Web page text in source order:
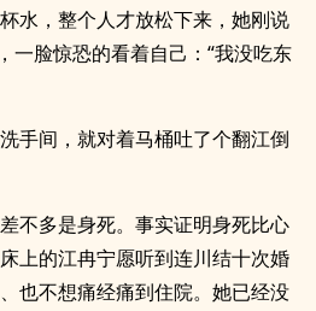
水，整个人才放松下来，她刚说
一脸惊恐的看着自己：“我没吃东
手间，就对着马桶吐了个翻江倒
不多是身死。事实证明身死比心
上的江冉宁愿听到连川结十次婚
也不想痛经痛到住院。她已经没